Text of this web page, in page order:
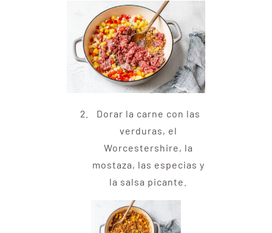
Dorar la carne con las
verduras, el
Worcestershire, la
mostaza, las especias y
la salsa picante.